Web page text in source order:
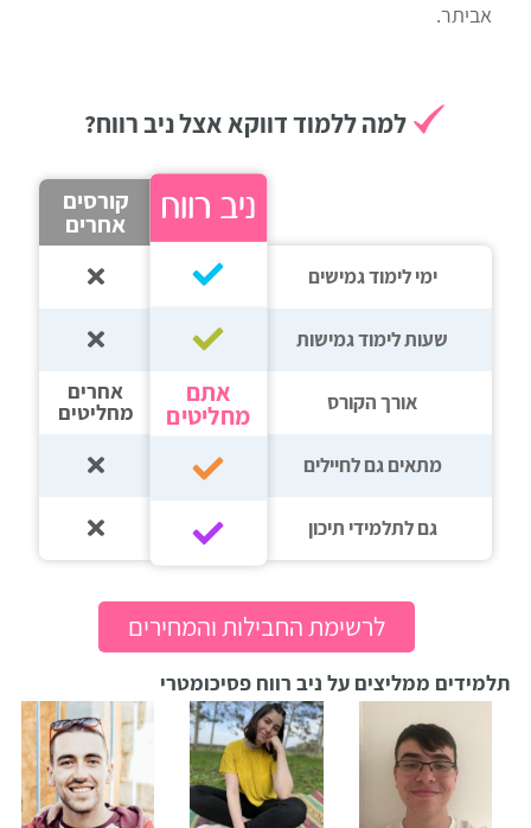
אביתר.
למה ללמוד דווקא אצל ניב רווח?
ימי לימוד גמישים
שעות לימוד גמישות
אורך הקורס
מתאים גם לחיילים
גם לתלמידי תיכון‎‏
אתם
מחליטים
קורסים
אחרים
אחרים
מחליטים
לרשימת החבילות והמחירים
תלמידים ממליצים על ניב רווח פסיכומטרי